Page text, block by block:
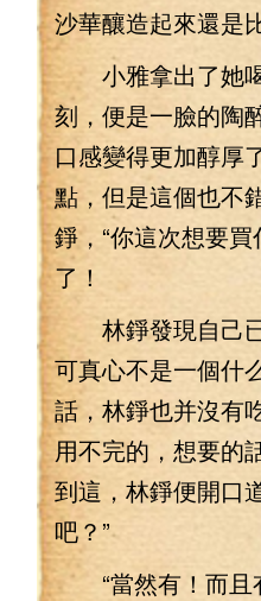
沙華釀造起來還是
小雅拿出了她喝
刻，便是一臉的陶
口感變得更加醇厚
點，但是這個也不
錚，“你這次想要
了！
林錚發現自己已
可真心不是一個什
話，林錚也并沒有
用不完的，想要的
到這，林錚便開口
吧？”
“當然有！而且有